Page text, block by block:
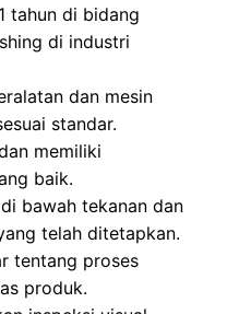
tahun di bidang
di industri
dan mesin
standar.
memiliki
baik.
bawah tekanan dan
telah ditetapkan.
tentang proses
produk.